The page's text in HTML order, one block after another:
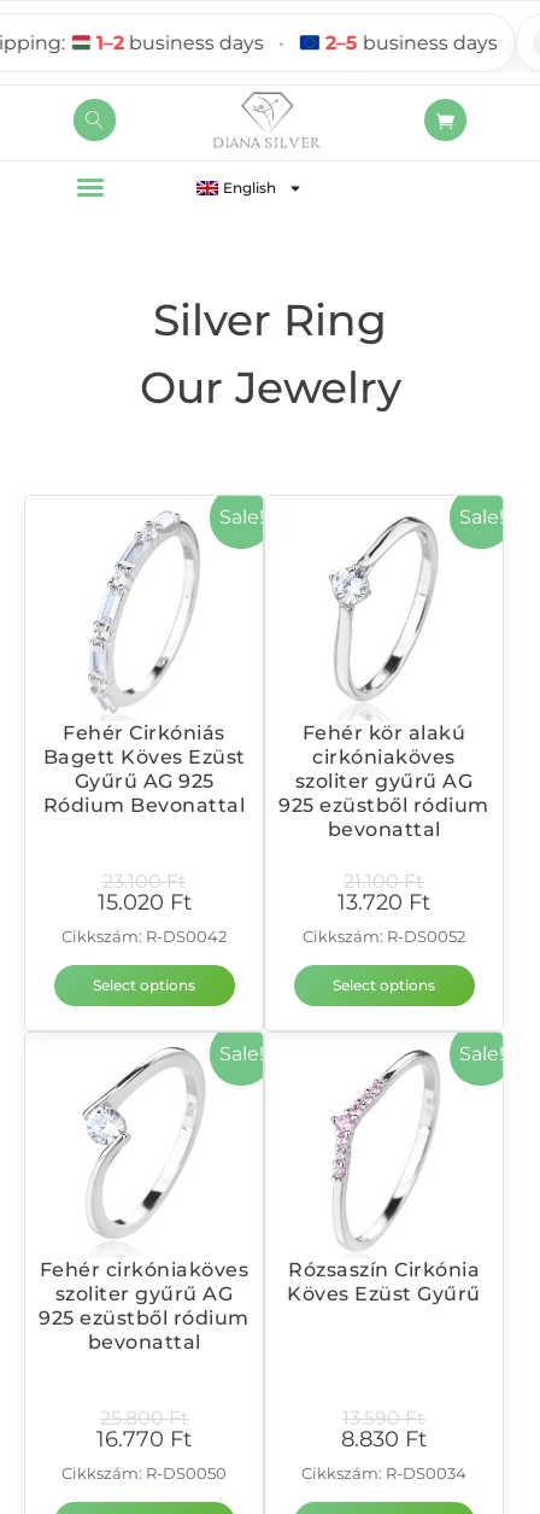
English
1–2business days • 2–5 business days
Silver Ring
Our Jewelry
Sale!
Fehér Cirkóniás
Bagett Köves Ezüst
Gyűrű AG 925
Ródium Bevonattal
23.100Ft
15.020 Ft
Cikkszám: R-DS0042
Select options
Sale!
Fehér kör alakú
cirkóniaköves
szoliter gyűrű AG
925 ezüstből ródium
bevonattal
21.100Ft
13.720 Ft
Cikkszám: R-DS0052
Select options
Sale!
Fehér cirkóniaköves
szoliter gyűrű AG
925 ezüstből ródium
bevonattal
25.800Ft
16.770 Ft
Cikkszám: R-DS0050
Sale!
Rózsaszín Cirkónia
Köves Ezüst Gyűrű
13.590Ft
8.830 Ft
Cikkszám: R-DS0034